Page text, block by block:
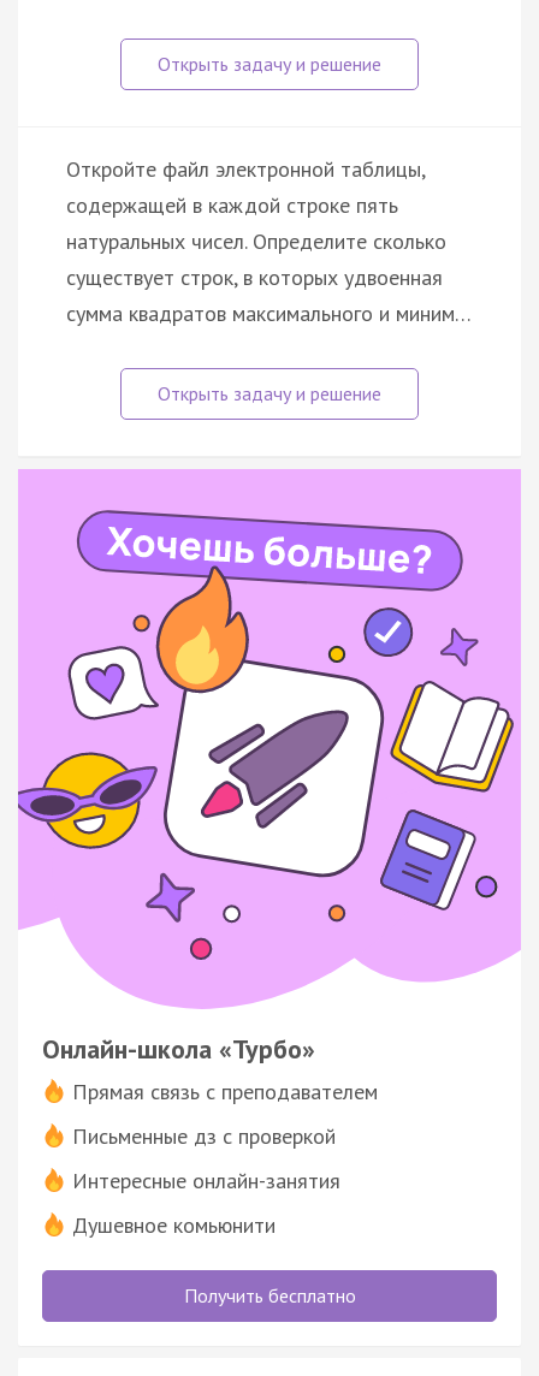
Откройте файл электронной таблицы,
содержащей в каждой строке пять
натуральных чисел. Определите сколько
существует строк, в которых удвоенная
сумма квадратов максимального и миним…
Онлайн-школа «Турбо»
Прямая связь с преподавателем
Письменные дз с проверкой
Интересные онлайн-занятия
Душевное комьюнити
Получить бесплатно